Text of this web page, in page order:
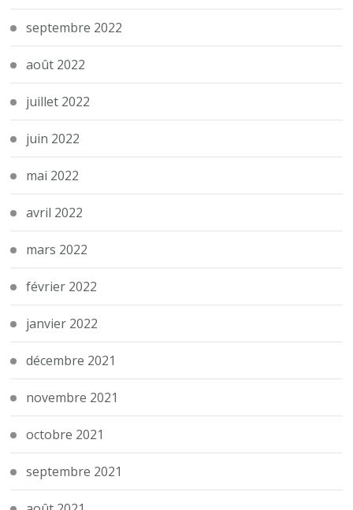
septembre 2022
août 2022
juillet 2022
juin 2022
mai 2022
avril 2022
mars 2022
février 2022
janvier 2022
décembre 2021
novembre 2021
octobre 2021
septembre 2021